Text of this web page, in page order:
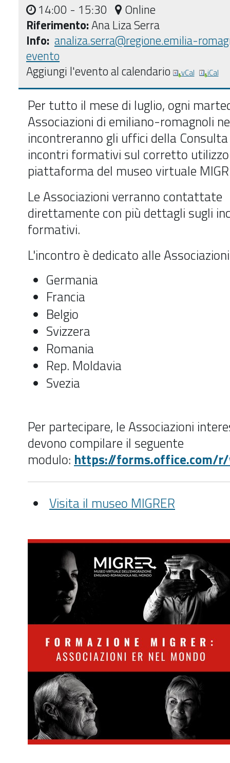
14:00 - 15:30
Online
Riferimento:Ana Liza Serra
Info: analiza.serra@regione.emilia-
evento
Aggiungi l'evento al calendario
vCal iCal
Per tutto il mese di luglio, ogni
Associazioni di emiliano-romagnoli
incontreranno gli uffici della
incontri formativi sul corretto
piattaforma del museo virtuale
Le Associazioni verranno contattate
direttamente con più dettagli sugli
formativi.
L'incontro è dedicato alle
Germania
Francia
Belgio
Svizzera
Romania
Rep. Moldavia
Svezia
Per partecipare, le Associazioni
devono compilare il seguente
modulo: https://forms.office.com/r/
Visita il museo MIGRER